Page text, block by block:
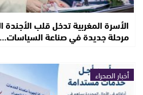
الأسرة المغربية تدخل قلب
مرحلة جديدة في صناعة السياسات…
أخبار الصحراء